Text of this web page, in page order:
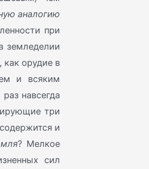
аналогию
при
земледелии
как орудие в
и всяким
навсегда
три
и
? Мелкое
сил